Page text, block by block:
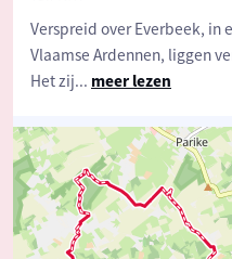
Verspreid over Everbeek, in
Vlaamse Ardennen, liggen
Het zij... meer lezen